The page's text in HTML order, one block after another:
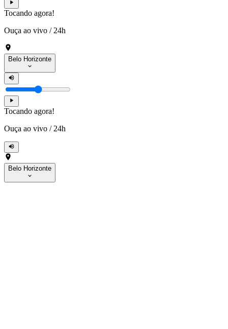
Tocando agora!
Ouça ao vivo / 24h
Belo Horizonte
Tocando agora!
Ouça ao vivo / 24h
Belo Horizonte